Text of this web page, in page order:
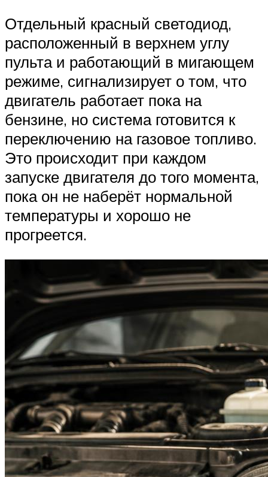
Отдельный красный светодиод,
расположенный в верхнем углу
пульта и работающий в мигающем
режиме, сигнализирует о том, что
двигатель работает пока на
бензине, но система готовится к
переключению на газовое топливо.
Это происходит при каждом
запуске двигателя до того момента,
пока он не наберёт нормальной
температуры и хорошо не
прогреется.